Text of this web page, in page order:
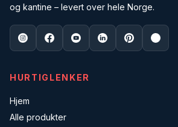
og kantine – levert over hele Norge.
HURTIGLENKER
Hjem
Alle produkter